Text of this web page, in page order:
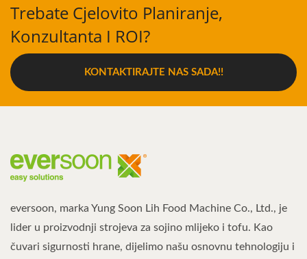
Trebate Cjelovito Planiranje,
Konzultanta I ROI?
KONTAKTIRAJTE NAS SADA!!
eversoon, marka Yung Soon Lih Food Machine Co., Ltd., je
lider u proizvodnji strojeva za sojino mlijeko i tofu. Kao
čuvari sigurnosti hrane, dijelimo našu osnovnu tehnologiju i